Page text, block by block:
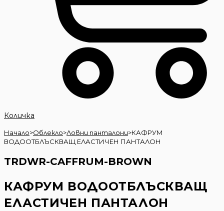
Количка
Начало>Облекло>Ловни панталони>КАФРУМ
ВОДООТБЛЪСКВАЩ ЕЛАСТИЧЕН ПАНТАЛОН
TRDWR-CAFFRUM-BROWN
КАФРУМ ВОДООТБЛЪСКВАЩ
ЕЛАСТИЧЕН ПАНТАЛОН